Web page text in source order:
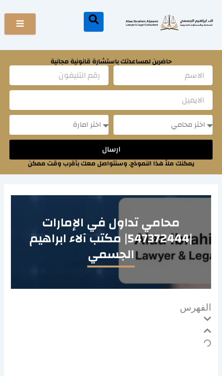
إلى
المحتوى
حاضرين لمساعدتك باستشارة قانونية مجانية
ارسال
يمكنك ملأ هذا النموذج. وسنتواصل معك بأقرب وقت ممكن
محامي تداول في الإمارات
|547372444| مكتب آلاء ابراهيم
الجسمي
الفهرس